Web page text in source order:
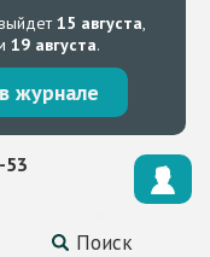
15 августа,
19 августа.
журнале
Поиск
53